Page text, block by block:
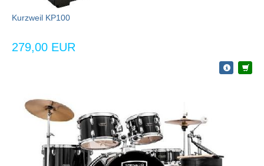
Kurzweil KP100
279,00 EUR